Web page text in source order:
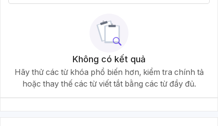
Không có kết quả
Hãy thử các từ khóa phổ biến hơn, kiểm tra chính tả
hoặc thay thế các từ viết tắt bằng các từ đầy đủ.